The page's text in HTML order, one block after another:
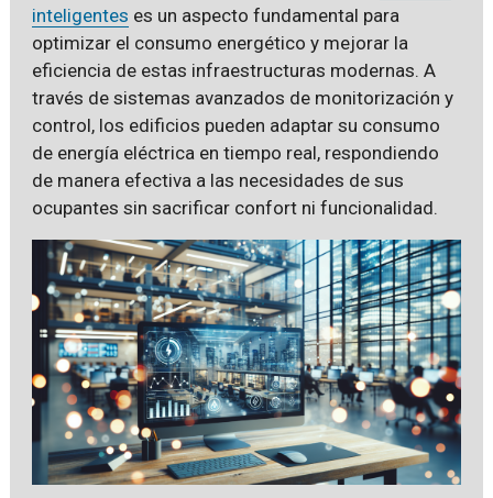
inteligentes es un aspecto fundamental para
optimizar el consumo energético y mejorar la
eficiencia de estas infraestructuras modernas. A
través de sistemas avanzados de monitorización y
control, los edificios pueden adaptar su consumo
de energía eléctrica en tiempo real, respondiendo
de manera efectiva a las necesidades de sus
ocupantes sin sacrificar confort ni funcionalidad.